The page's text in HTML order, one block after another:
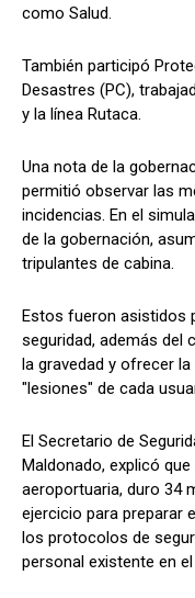
como Salud.
También participó
Desastres (PC),
y la línea Rutaca.
Una nota de la
permitió observar las
incidencias. En el
de la gobernación,
tripulantes de cabina.
Estos fueron asistidos
seguridad, además del
la gravedad y ofrecer
"lesiones" de cada
El Secretario de
Maldonado, explicó
aeroportuaria, duro 34
ejercicio para preparar
los protocolos de
personal existente en